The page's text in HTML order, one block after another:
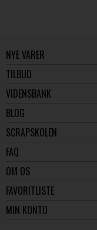
NYE VARER
TILBUD
VIDENSBANK
BLOG
SCRAPSKOLEN
FAQ
OM OS
FAVORITLISTE
MIN KONTO